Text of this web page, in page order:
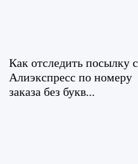
Как отследить посылку с
Алиэкспресс по номеру
заказа без букв...